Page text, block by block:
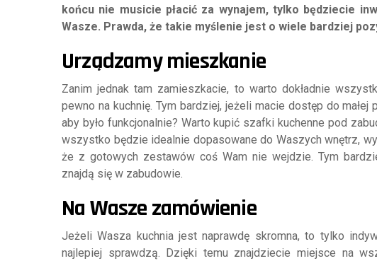
końcu nie musicie płacić za wynajem, tylko będziecie
Wasze. Prawda, że takie myślenie jest o wiele bardziej
Urządzamy mieszkanie
Zanim jednak tam zamieszkacie, to warto dokładnie
pewno na kuchnię. Tym bardziej, jeżeli macie dostęp do
aby było funkcjonalnie? Warto kupić szafki kuchenne pod
wszystko będzie idealnie dopasowane do Waszych wnętrz,
że z gotowych zestawów coś Wam nie wejdzie. Tym
znajdą się w zabudowie.
Na Wasze zamówienie
Jeżeli Wasza kuchnia jest naprawdę skromna, to tylko
najlepiej sprawdzą. Dzięki temu znajdziecie miejsce na